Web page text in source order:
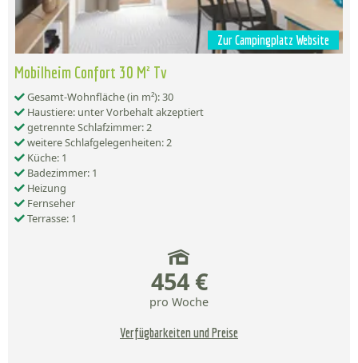
Zur Campingplatz Website
Mobilheim Confort 30 M² Tv
Gesamt-Wohnfläche (in m²): 30
Haustiere: unter Vorbehalt akzeptiert
getrennte Schlafzimmer: 2
weitere Schlafgelegenheiten: 2
Küche: 1
Badezimmer: 1
Heizung
Fernseher
Terrasse: 1
454 €
pro Woche
Verfügbarkeiten und Preise